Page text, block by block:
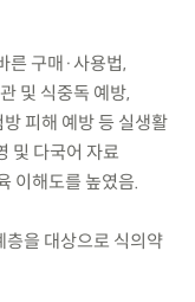
른 구매·사용법,
및 식중독 예방,
피해 예방 등 실생활
및 다국어 자료
이해도를 높였음.
을 대상으로 식의약